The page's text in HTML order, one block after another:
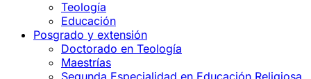
Teología
Educación
Posgrado y extensión
Doctorado en Teología
Maestrías
Segunda Especialidad en Educación Religiosa